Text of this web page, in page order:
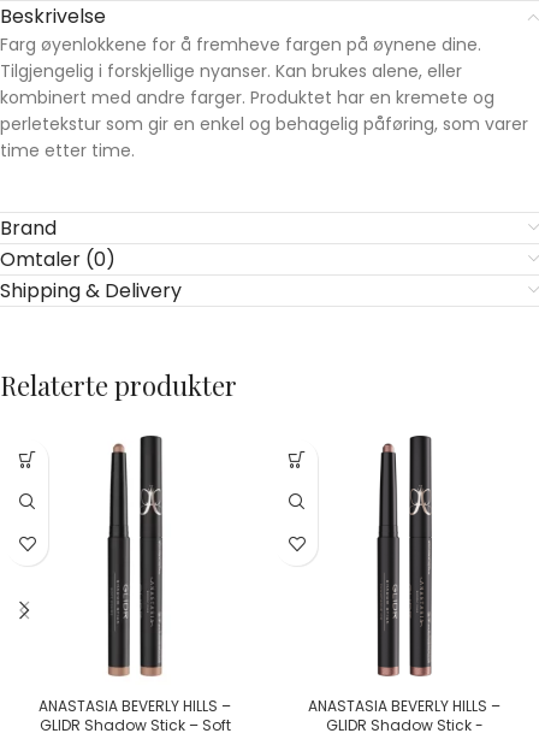
Beskrivelse
Farg øyenlokkene for å fremheve fargen på øynene dine.
Tilgjengelig i forskjellige nyanser. Kan brukes alene, eller
kombinert med andre farger. Produktet har en kremete og
perletekstur som gir en enkel og behagelig påføring, som varer
time etter time.
Brand
Omtaler (0)
Shipping & Delivery
Relaterte produkter
ANASTASIA BEVERLY HILLS –
GLIDR Shadow Stick – Soft
ANASTASIA BEVERLY HILLS –
GLIDR Shadow Stick -